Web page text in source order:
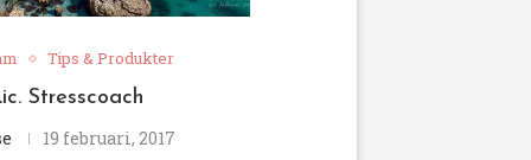
Tips & Produkter
Stresscoach
19 februari, 2017